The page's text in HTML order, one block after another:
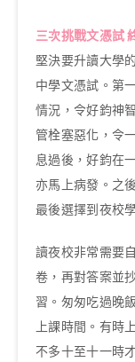
三次挑戰文憑試
堅決要升讀大學
中學文憑試。第
情況，令好鈞神
管栓塞惡化，令
息過後，好鈞在
亦馬上病發。之
最後選擇到夜校
讀夜校非常需要
卷，再對答案並
習。匆匆吃過晚
上課時間。有時
不多十至十一時